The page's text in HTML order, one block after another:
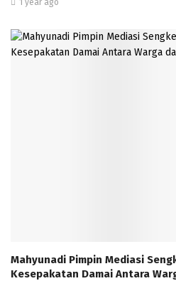
1 year ago
Mahyunadi Pimpin Mediasi
Kesepakatan Damai Antara